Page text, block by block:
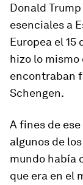
Donald Trump
esenciales a
Europea el 15
hizo lo
encontraban
Schengen.
A fines de
algunos de
mundo había
que era en el